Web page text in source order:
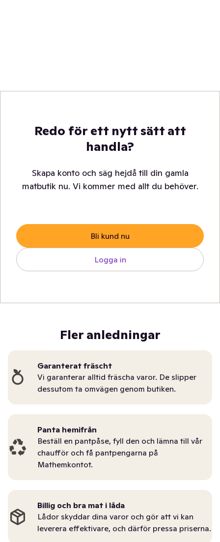
Redo för ett nytt sätt att
handla?
Skapa konto och säg hejdå till din gamla
matbutik nu. Vi kommer med allt du behöver.
Bli kund nu
Logga in
Fler anledningar
Garanterat fräscht
Vi garanterar alltid fräscha varor. De slipper
dessutom ta omvägen genom butiken.
Panta hemifrån
Beställ en pantpåse, fyll den och lämna till vår
chaufför och få pantpengarna på
Mathemkontot.
Billig och bra mat i låda
Lådor skyddar dina varor och gör att vi kan
leverera effektivare, och därför pressa priserna.